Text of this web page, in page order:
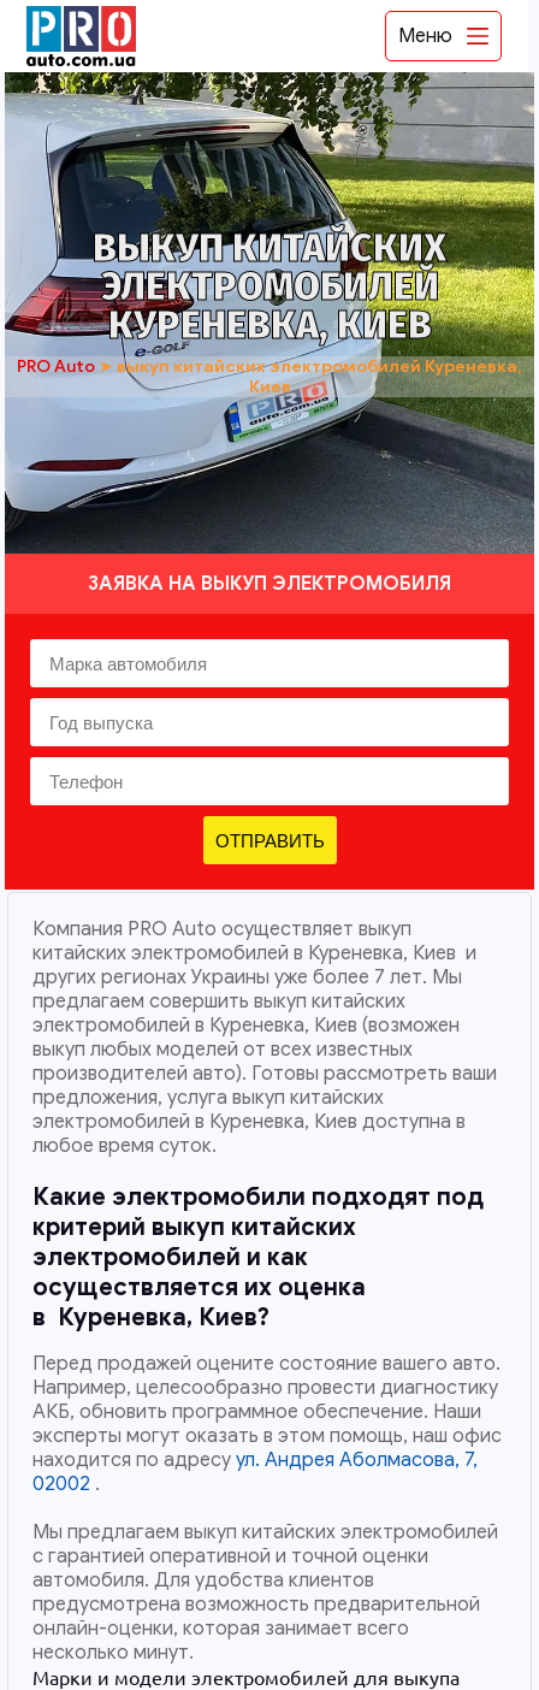
Меню
ВЫКУП КИТАЙСКИХ
ЭЛЕКТРОМОБИЛЕЙ
КУРЕНЕВКА, КИЕВ
PRO Auto ➤ выкуп китайских электромобилей Куреневка,
Киев
ЗАЯВКА НА ВЫКУП ЭЛЕКТРОМОБИЛЯ
ОТПРАВИТЬ
Компания PRO Auto осуществляет выкуп
китайских электромобилей в Куреневка, Киев и
других регионах Украины уже более 7 лет. Мы
предлагаем совершить выкуп китайских
электромобилей в Куреневка, Киев (возможен
выкуп любых моделей от всех известных
производителей авто). Готовы рассмотреть ваши
предложения, услуга выкуп китайских
электромобилей в Куреневка, Киев доступна в
любое время суток.
Какие электромобили подходят под
критерий выкуп китайских
электромобилей и как
осуществляется их оценка
в Куреневка, Киев?
Перед продажей оцените состояние вашего авто.
Например, целесообразно провести диагностику
АКБ, обновить программное обеспечение. Наши
эксперты могут оказать в этом помощь, наш офис
находится по адресу ул. Андрея Аболмасова, 7,
02002 .
Мы предлагаем выкуп китайских электромобилей
с гарантией оперативной и точной оценки
автомобиля. Для удобства клиентов
предусмотрена возможность предварительной
онлайн-оценки, которая занимает всего
несколько минут.
Марки и модели электромобилей для выкупа